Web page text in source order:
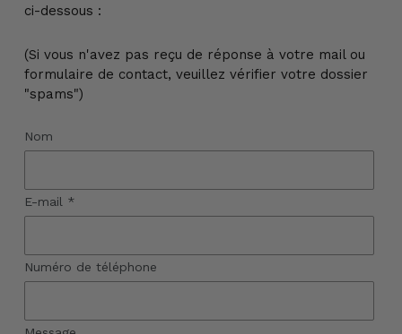
ci-dessous :
(Si vous n'avez pas reçu de réponse à votre mail ou
formulaire de contact, veuillez vérifier votre dossier
"spams")
Nom
E-mail *
Numéro de téléphone